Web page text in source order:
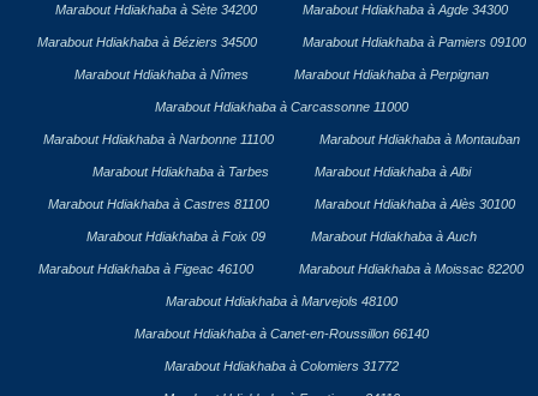
Marabout Hdiakhaba à Sète 34200 Marabout Hdiakhaba à Agde 34300
Marabout Hdiakhaba à Béziers 34500 Marabout Hdiakhaba à Pamiers 09100
Marabout Hdiakhaba à Nîmes Marabout Hdiakhaba à Perpignan
Marabout Hdiakhaba à Carcassonne 11000
Marabout Hdiakhaba à Narbonne 11100 Marabout Hdiakhaba à Montauban
Marabout Hdiakhaba à Tarbes Marabout Hdiakhaba à Albi
Marabout Hdiakhaba à Castres 81100 Marabout Hdiakhaba à Alès 30100
Marabout Hdiakhaba à Foix 09 Marabout Hdiakhaba à Auch
Marabout Hdiakhaba à Figeac 46100 Marabout Hdiakhaba à Moissac 82200
Marabout Hdiakhaba à Marvejols 48100
Marabout Hdiakhaba à Canet-en-Roussillon 66140
Marabout Hdiakhaba à Colomiers 31772